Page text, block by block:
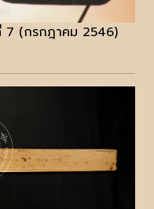
7 (กรกฎาคม 2546)